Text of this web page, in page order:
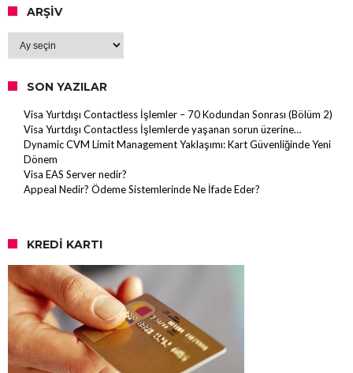
ARŞIV
SON YAZILAR
Visa Yurtdışı Contactless İşlemler – 70 Kodundan Sonrası (Bölüm 2)
Visa Yurtdışı Contactless İşlemlerde yaşanan sorun üzerine…
Dynamic CVM Limit Management Yaklaşımı: Kart Güvenliğinde Yeni
Dönem
Visa EAS Server nedir?
Appeal Nedir? Ödeme Sistemlerinde Ne İfade Eder?
KREDI KARTI